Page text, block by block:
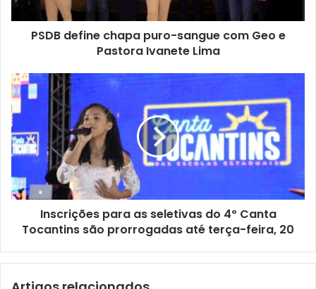
PSDB define chapa puro-sangue com Geo e
Pastora Ivanete Lima
Inscrições para as seletivas do 4º Canta
Tocantins são prorrogadas até terça-feira, 20